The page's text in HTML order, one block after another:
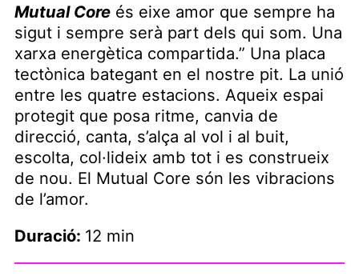
Mutual Coreés eixe amor que sempre ha
sigut i sempre serà part dels qui som. Una
xarxa energètica compartida.” Una placa
tectònica bategant en el nostre pit. La unió
entre les quatre estacions. Aqueix espai
protegit que posa ritme, canvia de
direcció, canta, s’alça al vol i al buit,
escolta, col·lideix amb tot i es construeix
de nou. El Mutual Core són les vibracions
de l’amor.
Duració: 12 min